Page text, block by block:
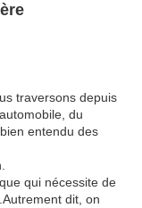
traversons depuis
du
entendu des
qui nécessite de
dit, on